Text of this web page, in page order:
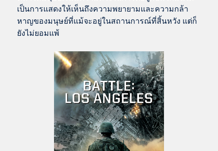
เป็นการแสดงให้เห็นถึงความพยายามและความกล้า
หาญของมนุษย์ที่แม้จะอยู่ในสถานการณ์ที่สิ้นหวัง แต่ก็
ยังไม่ยอมแพ้